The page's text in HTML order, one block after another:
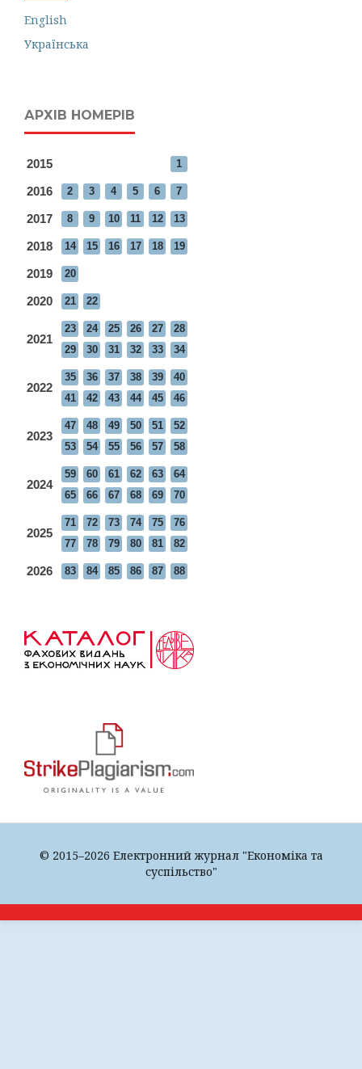
English
Українська
АРХІВ НОМЕРІВ
2015 1
2016 2 3 4 5 6 7
2017 8 9 10 11 12 13
2018 14 15 16 17 18 19
2019 20
2020 21 22
2021
23 24 25 26 27
28
29
30 31 32 33 34
2022
35 36 37 38 39
40
41
42 43 44 45 46
2023
47 48 49 50 51
52
53
54 55 56 57 58
2024
59 60 61 62 63
64
65
66 67 68 69 70
2025
71 72 73 74 75
76
77
78 79 80 81 82
2026 83 84 85 86 87 88
© 2015–2026 Електронний журнал "Економіка та
суспільство"